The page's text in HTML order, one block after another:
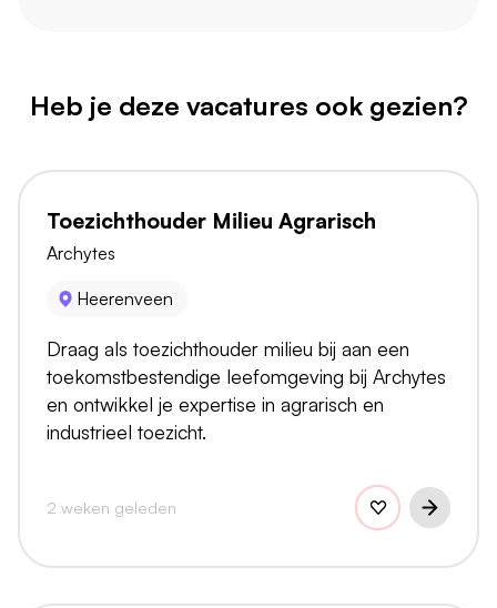
Heb je deze vacatures ook gezien?
Toezichthouder Milieu Agrarisch
Archytes
Heerenveen
Draag als toezichthouder milieu bij aan een
toekomstbestendige leefomgeving bij Archytes
en ontwikkel je expertise in agrarisch en
industrieel toezicht.
2 weken geleden